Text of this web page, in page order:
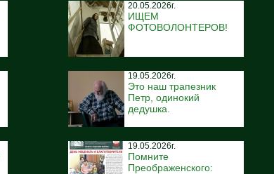
20.05.2026г.
ИЩЕМ
ФОТОВОЛОНТЕРОВ!
19.05.2026г.
Это наш трапезник
Петр, одинокий
дедушка.
19.05.2026г.
Помните
Преображенского: